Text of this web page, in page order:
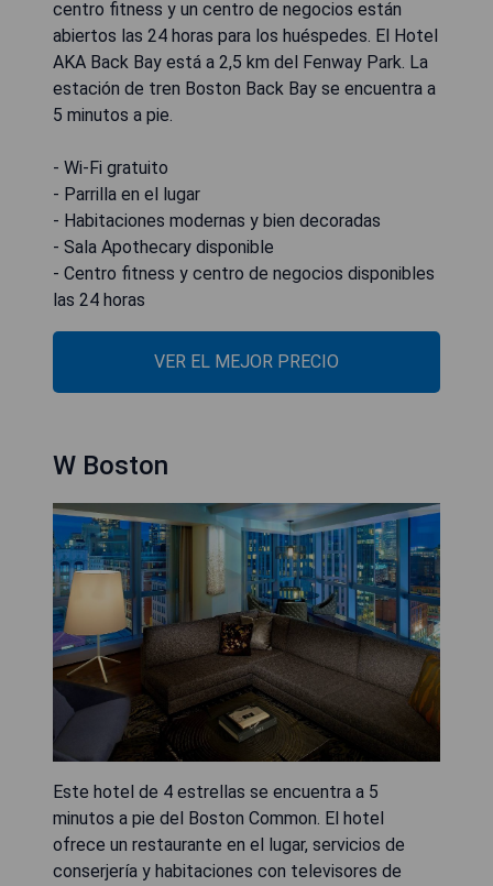
centro fitness y un centro de negocios están
abiertos las 24 horas para los huéspedes. El Hotel
AKA Back Bay está a 2,5 km del Fenway Park. La
estación de tren Boston Back Bay se encuentra a
5 minutos a pie.
- Wi-Fi gratuito
- Parrilla en el lugar
- Habitaciones modernas y bien decoradas
- Sala Apothecary disponible
- Centro fitness y centro de negocios disponibles
las 24 horas
VER EL MEJOR PRECIO
W Boston
Este hotel de 4 estrellas se encuentra a 5
minutos a pie del Boston Common. El hotel
ofrece un restaurante en el lugar, servicios de
conserjería y habitaciones con televisores de